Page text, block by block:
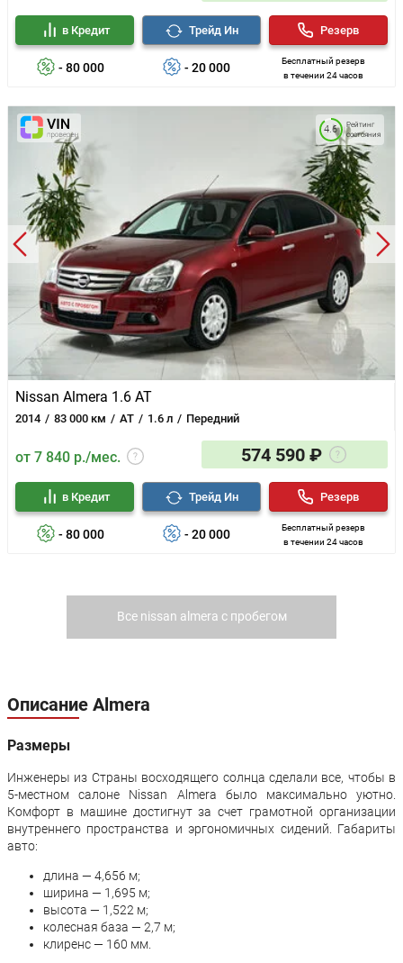
- 80 000
в Кредит
- 20 000
Трейд Ин
Бесплатный резерв
в течении 24 часов
Резерв
Nissan Almera 1.6 AT
2014 83 000 км AT 1.6 л Передний
Рейтинг
состояния
4.6
от 7 840 р./мес. 574 590 ₽
- 80 000
в Кредит
- 20 000
Трейд Ин
Бесплатный резерв
в течении 24 часов
Резерв
Все nissan almera с пробегом
Описание Almera
Размеры
Инженеры из Страны восходящего солнца сделали все, чтобы в
5-местном салоне Nissan Almera было максимально уютно.
Комфорт в машине достигнут за счет грамотной организации
внутреннего пространства и эргономичных сидений. Габариты
авто:
длина — 4,656 м;
ширина — 1,695 м;
высота — 1,522 м;
колесная база — 2,7 м;
клиренс — 160 мм.